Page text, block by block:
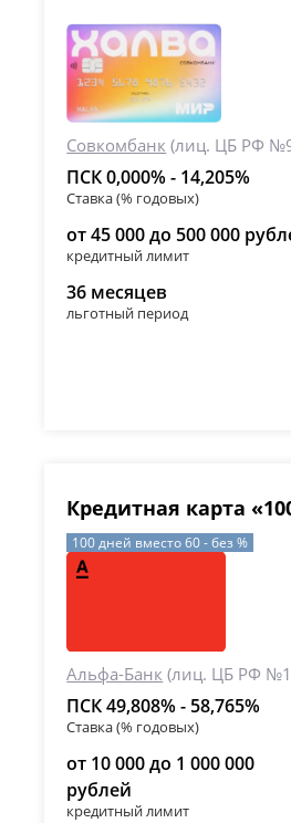
Совкомбанк (лиц. ЦБ РФ
ПСК 0,000% - 14,205%
Ставка (% годовых)
от 45 000 до 500 000
кредитный лимит
36 месяцев
льготный период
Кредитная карта
100 дней вместо 60 - без %
Альфа-Банк (лиц. ЦБ РФ
ПСК 49,808% - 58,765%
Ставка (% годовых)
от 10 000 до 1 000 000
рублей
кредитный лимит